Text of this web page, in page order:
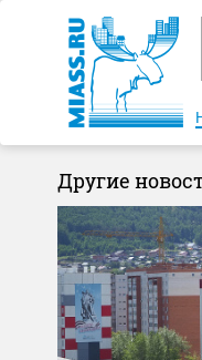
Другие